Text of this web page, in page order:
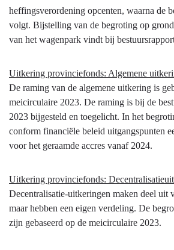
heffingsverordening opcenten, waarna de
volgt. Bijstelling van de begroting op
van het wagenpark vindt bij
Uitkering provinciefonds: Algemene
De raming van de algemene uitkering is
meicirculaire 2023. De raming is bij de
2023 bijgesteld en toegelicht. In het
conform financiële beleid uitgangspunten
voor het geraamde accres vanaf 2024.
Uitkering provinciefonds:
Decentralisatie-uitkeringen maken deel uit
maar hebben een eigen verdeling. De
zijn gebaseerd op de meicirculaire 2023.